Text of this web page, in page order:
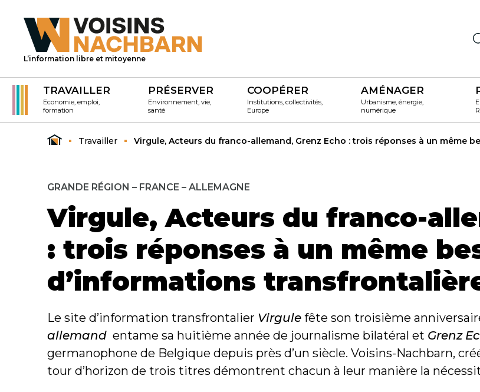
L’information libre et mitoyenne
TRAVAILLER
Economie, emploi,
formation
PRÉSERVER
Environnement, vie,
santé
COOPÉRER
Institutions, collectivités,
Europe
AMÉNAGER
Urbanisme, énergie,
numérique
Travailler Virgule, Acteurs du franco-allemand, Grenz Echo : trois réponses à un même
GRANDE RÉGION – FRANCE – ALLEMAGNE
Virgule, Acteurs du franco-
: trois réponses à un même
d’informations
Le site d’information transfrontalier Virgule fête son troisième
allemand entame sa huitième année de journalisme bilatéral et Grenz
germanophone de Belgique depuis près d’un siècle. Voisins-Nachbarn,
tour d’horizon de trois titres démontrent chacun à leur manière la